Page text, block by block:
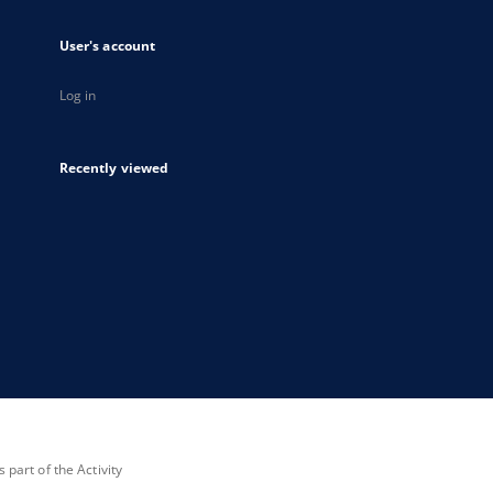
User's account
Log in
Recently viewed
part of the Activity